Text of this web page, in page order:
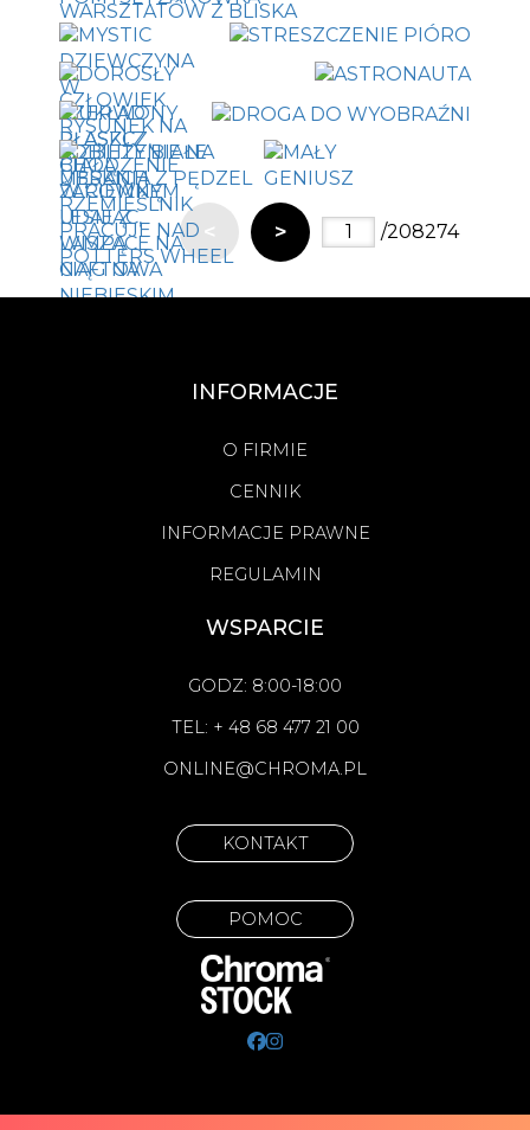
< > /208274
INFORMACJE
O FIRMIE
CENNIK
INFORMACJE PRAWNE
REGULAMIN
WSPARCIE
GODZ: 8:00-18:00
TEL: + 48 68 477 21 00
ONLINE@CHROMA.PL
KONTAKT
POMOC